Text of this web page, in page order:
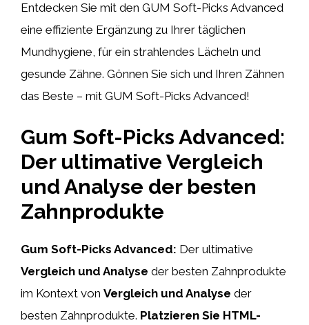
Entdecken Sie mit den GUM Soft-Picks Advanced
eine effiziente Ergänzung zu Ihrer täglichen
Mundhygiene, für ein strahlendes Lächeln und
gesunde Zähne. Gönnen Sie sich und Ihren Zähnen
das Beste – mit GUM Soft-Picks Advanced!
Gum Soft-Picks Advanced:
Der ultimative Vergleich
und Analyse der besten
Zahnprodukte
Gum Soft-Picks Advanced: Der ultimative
Vergleich und Analyse der besten Zahnprodukte
im Kontext von Vergleich und Analyse der
besten Zahnprodukte. Platzieren Sie HTML-